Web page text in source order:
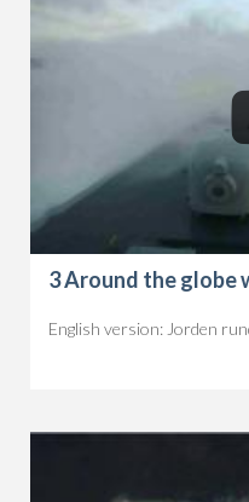
3 Around the globe
English version: Jorden